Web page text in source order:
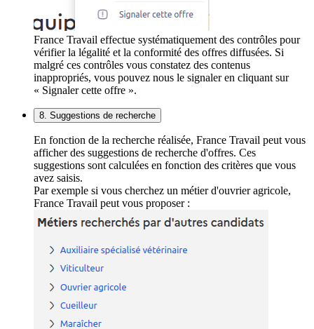
France Travail effectue systématiquement des contrôles pour
vérifier la légalité et la conformité des offres diffusées. Si
malgré ces contrôles vous constatez des contenus
inappropriés, vous pouvez nous le signaler en cliquant sur
« Signaler cette offre ».
8. Suggestions de recherche
En fonction de la recherche réalisée, France Travail peut vous
afficher des suggestions de recherche d'offres. Ces
suggestions sont calculées en fonction des critères que vous
avez saisis.
Par exemple si vous cherchez un métier d'ouvrier agricole,
France Travail peut vous proposer :